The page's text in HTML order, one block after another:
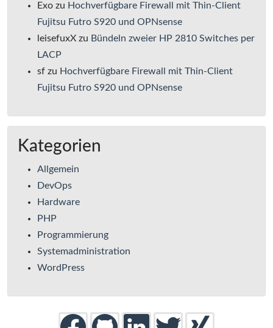
Exo zu Hochverfügbare Firewall mit Thin-Client
Fujitsu Futro S920 und OPNsense
leisefuxX zu Bündeln zweier HP 2810 Switches per
LACP
sf zu Hochverfügbare Firewall mit Thin-Client
Fujitsu Futro S920 und OPNsense
Kategorien
Allgemein
DevOps
Hardware
PHP
Programmierung
Systemadministration
WordPress